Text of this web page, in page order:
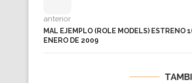
anterior
MAL EJEMPLO (ROLE MODELS) ESTRENO
ENERO DE 2009